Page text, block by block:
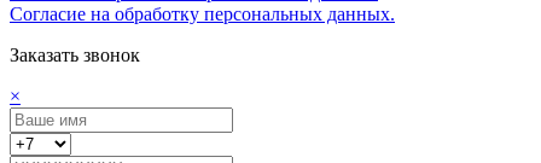
Согласие на обработку персональных данных.
Заказать звонок
×